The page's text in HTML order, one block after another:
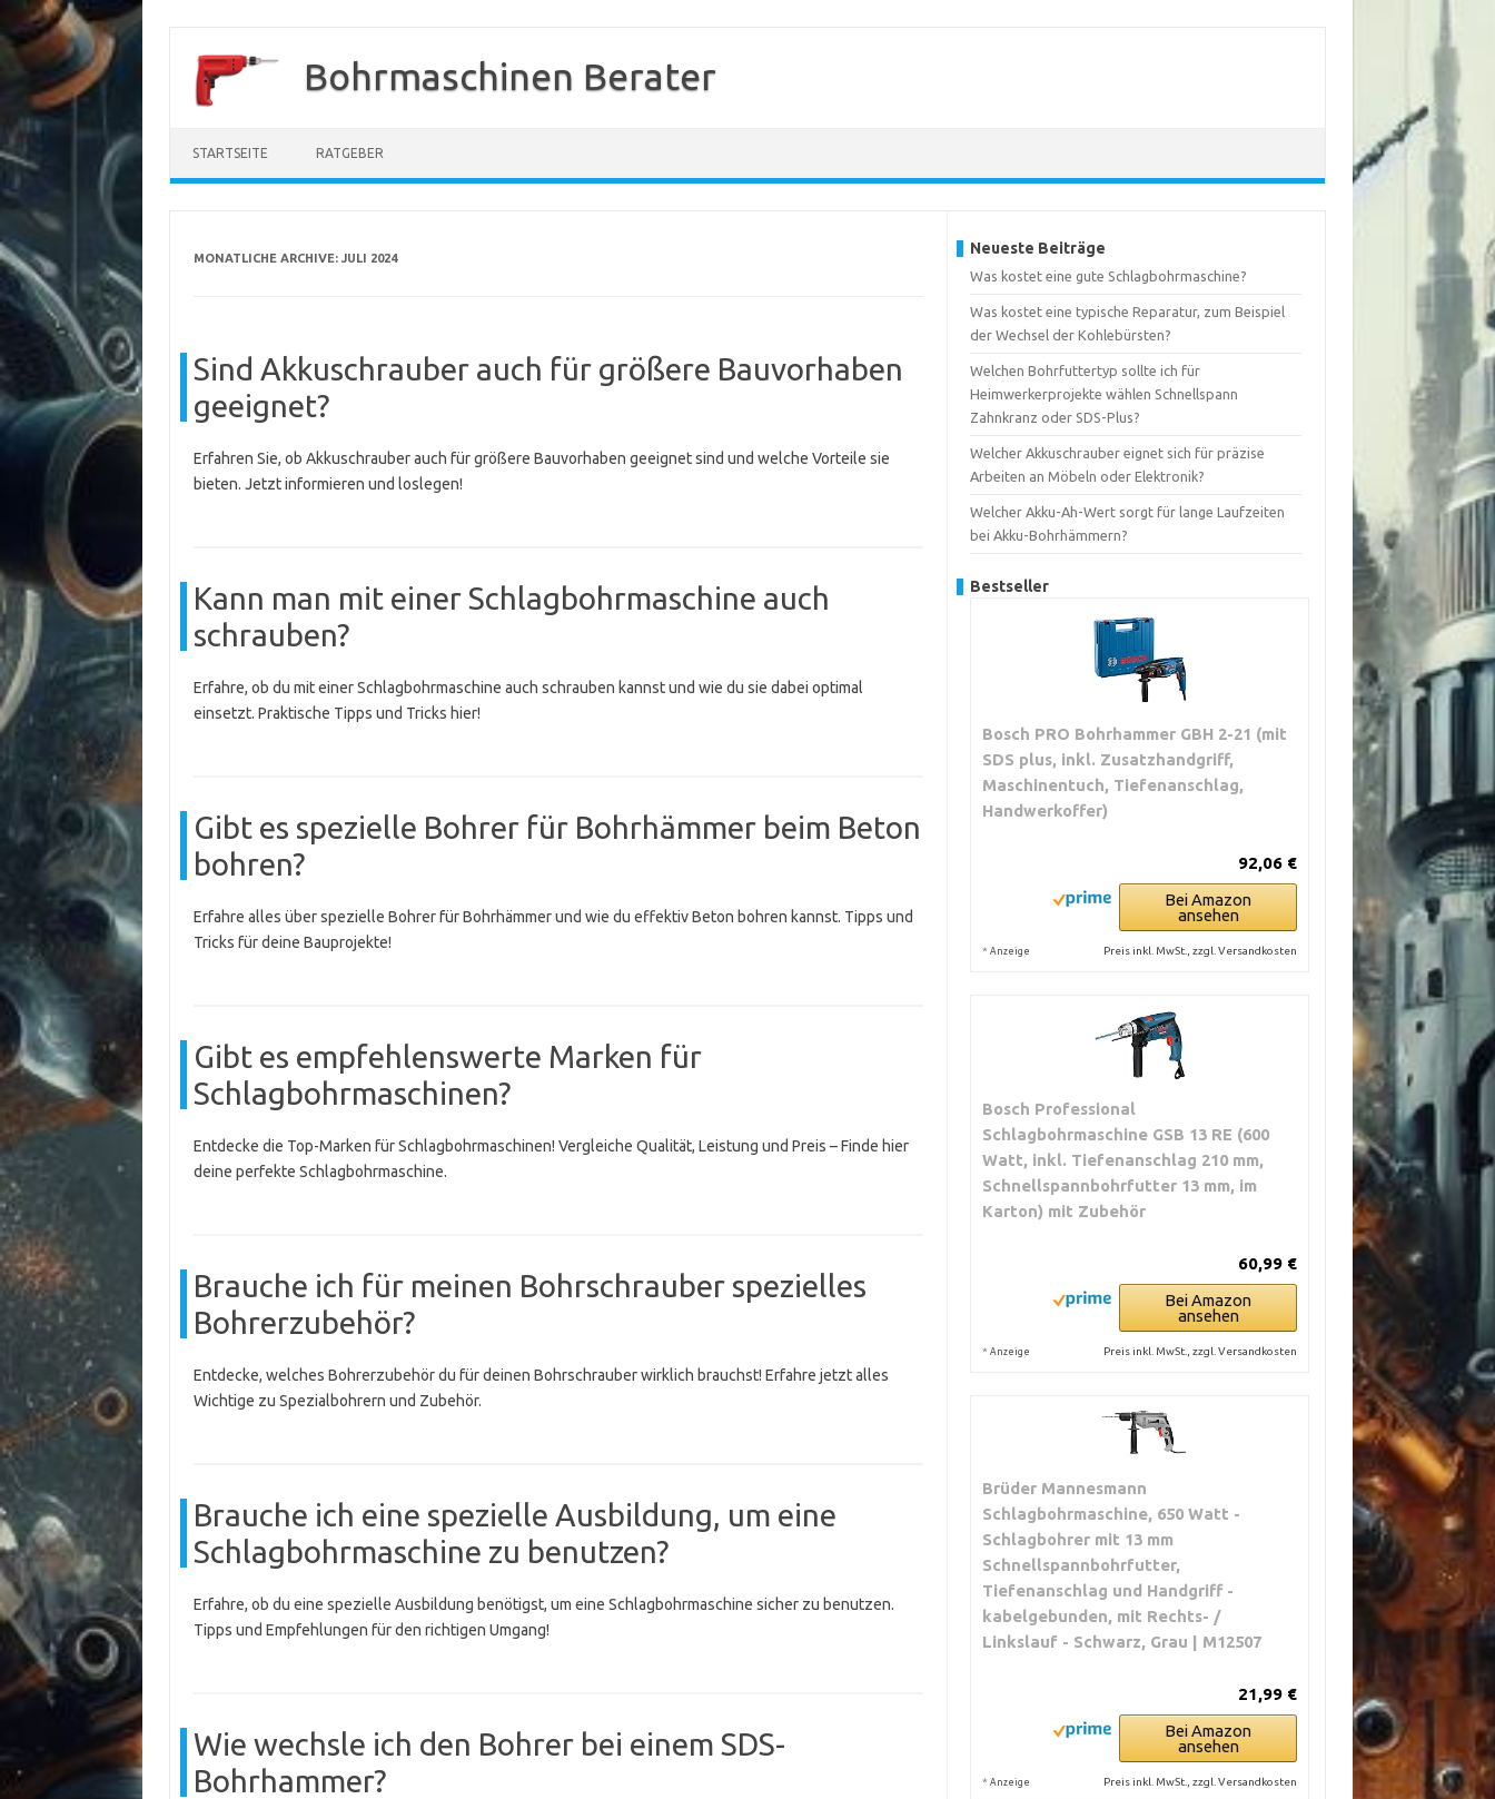
springen
Bohrmaschinen Berater
STARTSEITE RATGEBER
MONATLICHE ARCHIVE: JULI 2024
Sind Akkuschrauber auch für größere Bauvorhaben
geeignet?
Erfahren Sie, ob Akkuschrauber auch für größere Bauvorhaben geeignet sind und welche Vorteile sie
bieten. Jetzt informieren und loslegen!
Kann man mit einer Schlagbohrmaschine auch
schrauben?
Erfahre, ob du mit einer Schlagbohrmaschine auch schrauben kannst und wie du sie dabei optimal
einsetzt. Praktische Tipps und Tricks hier!
Gibt es spezielle Bohrer für Bohrhämmer beim Beton
bohren?
Erfahre alles über spezielle Bohrer für Bohrhämmer und wie du effektiv Beton bohren kannst. Tipps und
Tricks für deine Bauprojekte!
Gibt es empfehlenswerte Marken für
Schlagbohrmaschinen?
Entdecke die Top-Marken für Schlagbohrmaschinen! Vergleiche Qualität, Leistung und Preis – Finde hier
deine perfekte Schlagbohrmaschine.
Brauche ich für meinen Bohrschrauber spezielles
Bohrerzubehör?
Entdecke, welches Bohrerzubehör du für deinen Bohrschrauber wirklich brauchst! Erfahre jetzt alles
Wichtige zu Spezialbohrern und Zubehör.
Brauche ich eine spezielle Ausbildung, um eine
Schlagbohrmaschine zu benutzen?
Erfahre, ob du eine spezielle Ausbildung benötigst, um eine Schlagbohrmaschine sicher zu benutzen.
Tipps und Empfehlungen für den richtigen Umgang!
Wie wechsle ich den Bohrer bei einem SDS-
Bohrhammer?
Neueste Beiträge
Was kostet eine gute Schlagbohrmaschine?
Was kostet eine typische Reparatur, zum Beispiel
der Wechsel der Kohlebürsten?
Welchen Bohrfuttertyp sollte ich für
Heimwerkerprojekte wählen Schnellspann
Zahnkranz oder SDS-Plus?
Welcher Akkuschrauber eignet sich für präzise
Arbeiten an Möbeln oder Elektronik?
Welcher Akku-Ah-Wert sorgt für lange Laufzeiten
bei Akku-Bohrhämmern?
Bestseller
Bosch PRO Bohrhammer GBH 2-21 (mit
SDS plus, inkl. Zusatzhandgriff,
Maschinentuch, Tiefenanschlag,
Handwerkoffer)
92,06 €
Bei Amazon
ansehen
* Anzeige Preis inkl. MwSt., zzgl. Versandkosten
Bosch Professional
Schlagbohrmaschine GSB 13 RE (600
Watt, inkl. Tiefenanschlag 210 mm,
Schnellspannbohrfutter 13 mm, im
Karton) mit Zubehör
60,99 €
Bei Amazon
ansehen
* Anzeige Preis inkl. MwSt., zzgl. Versandkosten
Brüder Mannesmann
Schlagbohrmaschine, 650 Watt -
Schlagbohrer mit 13 mm
Schnellspannbohrfutter,
Tiefenanschlag und Handgriff -
kabelgebunden, mit Rechts- /
Linkslauf - Schwarz, Grau | M12507
21,99 €
Bei Amazon
ansehen
* Anzeige Preis inkl. MwSt., zzgl. Versandkosten